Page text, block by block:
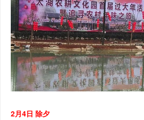
2月4日 除夕